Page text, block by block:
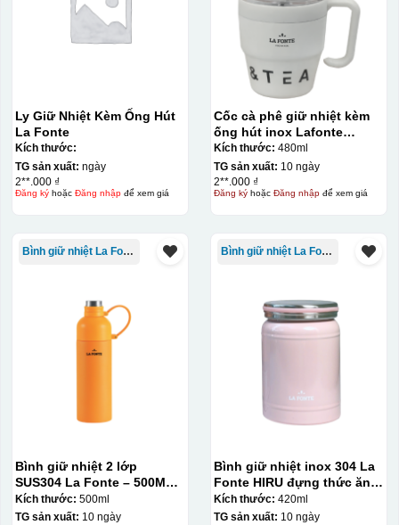
Ly Giữ Nhiệt Kèm Ống Hút
La Fonte
Kích thước:
TG sản xuất: ngày
2**.000 ₫
Đăng kýhoặc Đăng nhậpđể xem giá
Cốc cà phê giữ nhiệt kèm
ống hút inox Lafonte
480ML – 012782
Kích thước: 480ml
TG sản xuất: 10 ngày
2**.000 ₫
Đăng kýhoặc Đăng nhậpđể xem giá
Bình giữ nhiệt La Fonte
Bình giữ nhiệt 2 lớp
SUS304 La Fonte – 500ML –
012737
Kích thước: 500ml
TG sản xuất: 10 ngày
Bình giữ nhiệt La Fonte
Bình giữ nhiệt inox 304 La
Fonte HIRU đựng thức ăn
420 ml – 012348
Kích thước: 420ml
TG sản xuất: 10 ngày